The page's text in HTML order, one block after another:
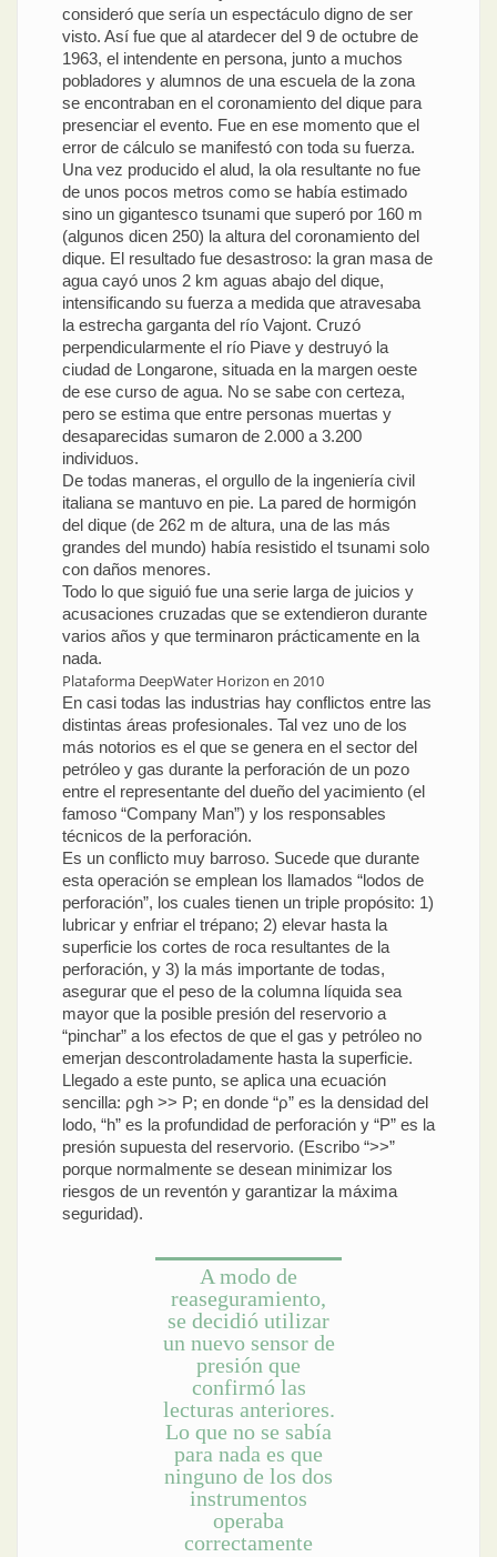
consideró que sería un espectáculo digno de ser
visto. Así fue que al atardecer del 9 de octubre de
1963, el intendente en persona, junto a muchos
pobladores y alumnos de una escuela de la zona
se encontraban en el coronamiento del dique para
presenciar el evento. Fue en ese momento que el
error de cálculo se manifestó con toda su fuerza.
Una vez producido el alud, la ola resultante no fue
de unos pocos metros como se había estimado
sino un gigantesco tsunami que superó por 160 m
(algunos dicen 250) la altura del coronamiento del
dique. El resultado fue desastroso: la gran masa de
agua cayó unos 2 km aguas abajo del dique,
intensificando su fuerza a medida que atravesaba
la estrecha garganta del río Vajont. Cruzó
perpendicularmente el río Piave y destruyó la
ciudad de Longarone, situada en la margen oeste
de ese curso de agua. No se sabe con certeza,
pero se estima que entre personas muertas y
desaparecidas sumaron de 2.000 a 3.200
individuos.
De todas maneras, el orgullo de la ingeniería civil
italiana se mantuvo en pie. La pared de hormigón
del dique (de 262 m de altura, una de las más
grandes del mundo) había resistido el tsunami solo
con daños menores.
Todo lo que siguió fue una serie larga de juicios y
acusaciones cruzadas que se extendieron durante
varios años y que terminaron prácticamente en la
nada.
Plataforma DeepWater Horizon en 2010
En casi todas las industrias hay conflictos entre las
distintas áreas profesionales. Tal vez uno de los
más notorios es el que se genera en el sector del
petróleo y gas durante la perforación de un pozo
entre el representante del dueño del yacimiento (el
famoso “Company Man”) y los responsables
técnicos de la perforación.
Es un conflicto muy barroso. Sucede que durante
esta operación se emplean los llamados “lodos de
perforación”, los cuales tienen un triple propósito: 1)
lubricar y enfriar el trépano; 2) elevar hasta la
superficie los cortes de roca resultantes de la
perforación, y 3) la más importante de todas,
asegurar que el peso de la columna líquida sea
mayor que la posible presión del reservorio a
“pinchar” a los efectos de que el gas y petróleo no
emerjan descontroladamente hasta la superficie.
Llegado a este punto, se aplica una ecuación
sencilla: ρgh >> P; en donde “ρ” es la densidad del
lodo, “h” es la profundidad de perforación y “P” es la
presión supuesta del reservorio. (Escribo “>>”
porque normalmente se desean minimizar los
riesgos de un reventón y garantizar la máxima
seguridad).
A modo de
reaseguramiento,
se decidió utilizar
un nuevo sensor de
presión que
confirmó las
lecturas anteriores.
Lo que no se sabía
para nada es que
ninguno de los dos
instrumentos
operaba
correctamente